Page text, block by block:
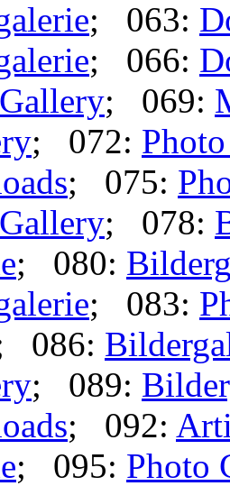
; 063:
; 066:
; 069:
; 072:
; 075:
; 078:
; 080:
; 083:
086:
; 089:
; 092:
; 095: Photo